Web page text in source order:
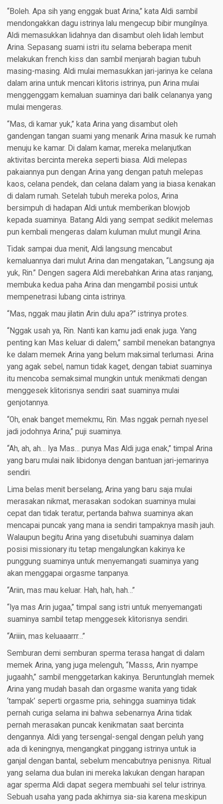
“Boleh. Apa sih yang enggak buat Arina,” kata Aldi sambil
mendongakkan dagu istrinya lalu mengecup bibir mungilnya.
Aldi memasukkan lidahnya dan disambut oleh lidah lembut
Arina. Sepasang suami istri itu selama beberapa menit
melakukan french kiss dan sambil menjarah bagian tubuh
masing-masing. Aldi mulai memasukkan jari-jarinya ke celana
dalam arina untuk mencari klitoris istrinya, pun Arina mulai
menggenggam kemaluan suaminya dari balik celananya yang
mulai mengeras.
“Mas, di kamar yuk,” kata Arina yang disambut oleh
gandengan tangan suami yang menarik Arina masuk ke rumah
menuju ke kamar. Di dalam kamar, mereka melanjutkan
aktivitas bercinta mereka seperti biasa. Aldi melepas
pakaiannya pun dengan Arina yang dengan patuh melepas
kaos, celana pendek, dan celana dalam yang ia biasa kenakan
di dalam rumah. Setelah tubuh mereka polos, Arina
bersimpuh di hadapan Aldi untuk memberikan blowjob
kepada suaminya. Batang Aldi yang sempat sedikit melemas
pun kembali mengeras dalam kuluman mulut mungil Arina.
Tidak sampai dua menit, Aldi langsung mencabut
kemaluannya dari mulut Arina dan mengatakan, “Langsung aja
yuk, Rin.” Dengen sagera Aldi merebahkan Arina atas ranjang,
membuka kedua paha Arina dan mengambil posisi untuk
mempenetrasi lubang cinta istrinya.
“Mas, nggak mau jilatin Arin dulu apa?” istrinya protes.
“Nggak usah ya, Rin. Nanti kan kamu jadi enak juga. Yang
penting kan Mas keluar di dalem,” sambil menekan batangnya
ke dalam memek Arina yang belum maksimal terlumasi. Arina
yang agak sebel, namun tidak kaget, dengan tabiat suaminya
itu mencoba semaksimal mungkin untuk menikmati dengan
menggesek klitorisnya sendiri saat suaminya mulai
genjotannya.
“Oh, enak banget memekmu, Rin. Mas nggak pernah nyesel
jadi jodohnya Arina,” puji suaminya.
“Ah, ah, ah… Iya Mas… punya Mas Aldi juga enak,” timpal Arina
yang baru mulai naik libidonya dengan bantuan jari-jemarinya
sendiri.
Lima belas menit berselang, Arina yang baru saja mulai
merasakan nikmat, merasakan sodokan suaminya mulai
cepat dan tidak teratur, pertanda bahwa suaminya akan
mencapai puncak yang mana ia sendiri tampaknya masih jauh.
Walaupun begitu Arina yang disetubuhi suaminya dalam
posisi missionary itu tetap mengalungkan kakinya ke
punggung suaminya untuk menyemangati suaminya yang
akan menggapai orgasme tanpanya.
“Ariin, mas mau keluar. Hah, hah, hah…”
“Iya mas Arin jugaa,” timpal sang istri untuk menyemangati
suaminya sambil tetap menggesek klitorisnya sendiri.
“Ariiin, mas keluaaarrr…”
Semburan demi semburan sperma terasa hangat di dalam
memek Arina, yang juga melenguh, “Masss, Arin nyampe
jugaahh,” sambil menggetarkan kakinya. Beruntunglah memek
Arina yang mudah basah dan orgasme wanita yang tidak
‘tampak’ seperti orgasme pria, sehingga suaminya tidak
pernah curiga selama ini bahwa sebenarnya Arina tidak
pernah merasakan puncak kenikmatan saat bercinta
dengannya. Aldi yang tersengal-sengal dengan peluh yang
ada di keningnya, mengangkat pinggang istrinya untuk ia
ganjal dengan bantal, sebelum mencabutnya penisnya. Ritual
yang selama dua bulan ini mereka lakukan dengan harapan
agar sperma Aldi dapat segera membuahi sel telur istrinya.
Sebuah usaha yang pada akhirnya sia-sia karena meskipun